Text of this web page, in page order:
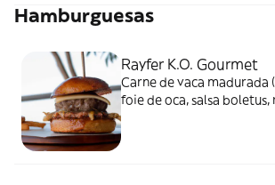
Hamburguesas
Rayfer K.O. Gourmet
Carne de vaca madurada
foie de oca, salsa
noodel fritos, tomate,